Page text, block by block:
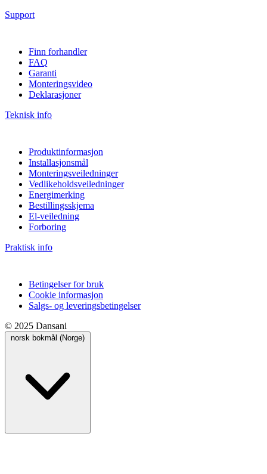
Support
Finn forhandler
FAQ
Garanti
Monteringsvideo
Deklarasjoner
Teknisk info
Produktinformasjon
Installasjonsmål
Monteringsveiledninger
Vedlikeholdsveiledninger
Energimerking
Bestillingsskjema
El-veiledning
Forboring
Praktisk info
Betingelser for bruk
Cookie informasjon
Salgs- og leveringsbetingelser
© 2025 Dansani
norsk bokmål (Norge)